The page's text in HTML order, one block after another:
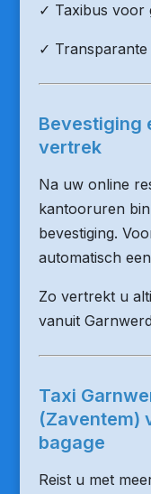
✓ Taxibus voor
✓
Bevestiging
vertrek
Na uw online
kantooruren
bevestiging.
automatisch
Zo vertrekt u
vanuit
Taxi
(Zaventem)
bagage
Reist u met